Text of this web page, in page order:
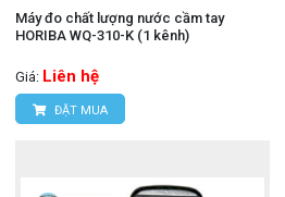
Máy đo chất lượng nước cầm tay
HORIBA WQ-310-K (1 kênh)
Giá: Liên hệ
ĐẶT MUA